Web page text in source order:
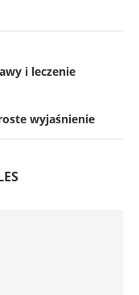
i leczenie
wyjaśnienie